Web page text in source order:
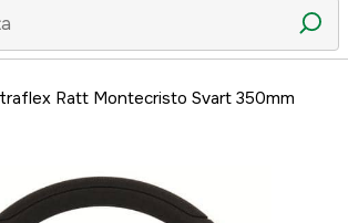
Ratt Montecristo Svart 350mm